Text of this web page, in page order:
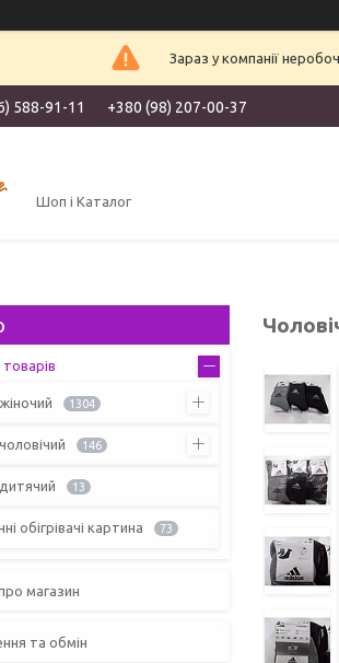
Зараз у компанії
588-91-11 +380 (98) 207-00-37
Шоп і Каталог
1304
146
13
обігрівачі картина 73
магазин
та обмін